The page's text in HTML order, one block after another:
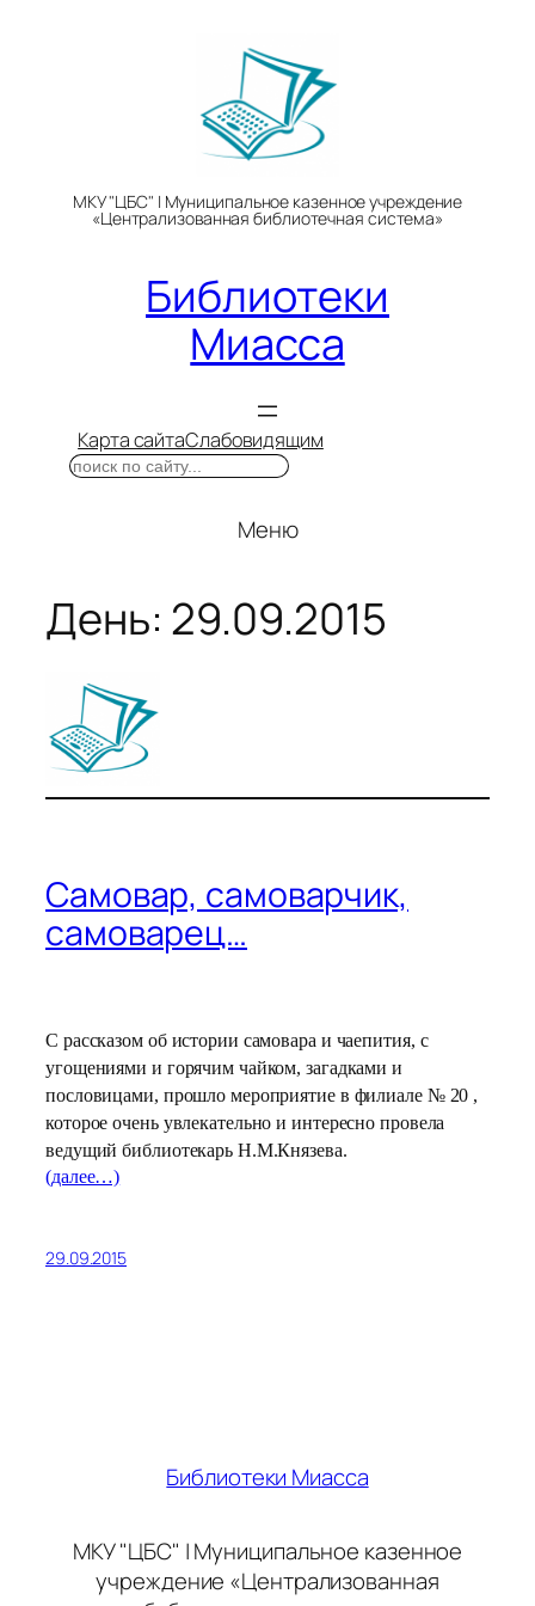
МКУ "ЦБС" | Муниципальное казенное учреждение
«Централизованная библиотечная система»
Библиотеки
Миасса
Карта сайтаСлабовидящим
Поиск
Меню
День: 29.09.2015
Самовар, самоварчик,
самоварец…
С рассказом об истории самовара и чаепития, с
угощениями и горячим чайком, загадками и
пословицами, прошло мероприятие в филиале № 20 ,
которое очень увлекательно и интересно провела
ведущий библиотекарь Н.М.Князева.
(далее…)
29.09.2015
Библиотеки Миасса
МКУ "ЦБС" | Муниципальное казенное
учреждение «Централизованная